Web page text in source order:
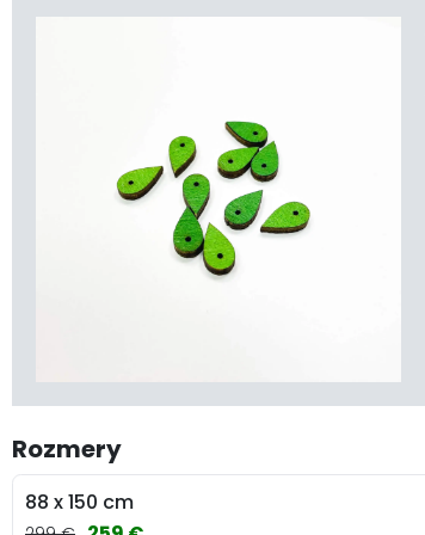
Rozmery
88 x 150 cm